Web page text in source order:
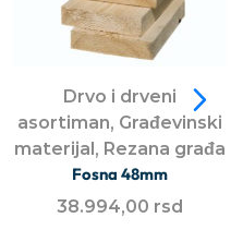
Drvo i drveni
asortiman, Građevinski
materijal, Rezana građa
Fosna 48mm
38.994,00 rsd